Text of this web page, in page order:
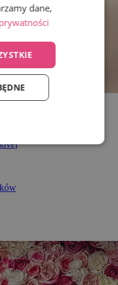
Biżuteria
dane,